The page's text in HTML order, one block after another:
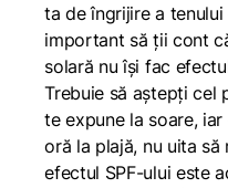
ta de îngrijire a
important să ții cont
solară nu își fac
Trebuie să aștepți cel
te expune la soare,
oră la plajă, nu uita
efectul SPF-ului este